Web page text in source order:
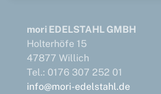
mori EDELSTAHL GMBH
Holterhöfe 15
47877 Willich
Tel.: 0176 307 252 01
info@mori-edelstahl.de